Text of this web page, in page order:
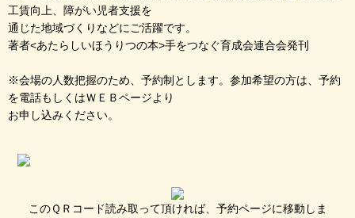
工賃向上、障がい児者支援を
通じた地域づくりなどにご活躍です。
著者<あたらしいほうりつの本>手をつなぐ育成会連合会発刊
※会場の人数把握のため、予約制とします。参加希望の方は、予約
を電話もしくはＷＥＢページより
お申し込みください。
このＱＲコード読み取って頂ければ、予約ページに移動しま